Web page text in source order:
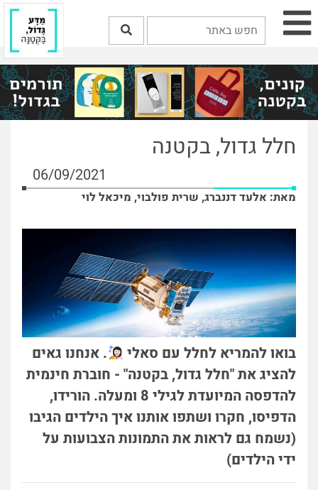
חלל גדול, בקטנה
06/09/2021
מאת: אלעד דננברג, שרית פולבוי, מיכאל לוי
בואו להמריא לחלל עם סאלי
. אנחנו גאים
להציג את "חלל גדול, בקטנה" - חוברת חינמית
להדפסה המיועדת לגילי 8 ומעלה. הורידו,
הדפיסו, חקרו ושתפו אותנו איך הילדים הגיבו
(נשמח גם לראות את התמונות הצבועות על
ידי הילדים)